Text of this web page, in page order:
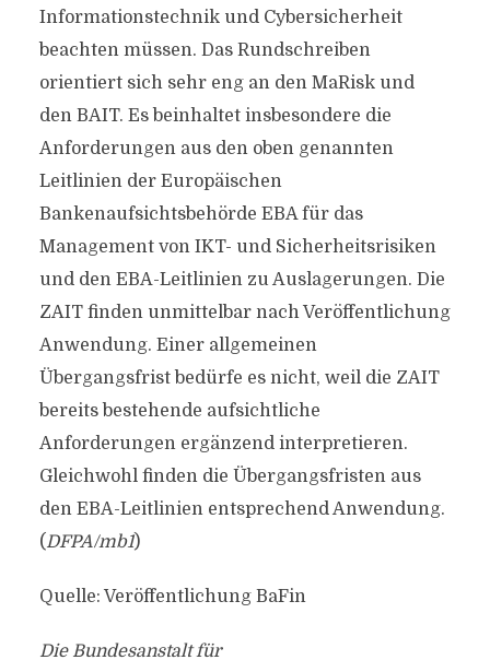
Informationstechnik und Cybersicherheit
beachten müssen. Das Rundschreiben
orientiert sich sehr eng an den MaRisk und
den BAIT. Es beinhaltet insbesondere die
Anforderungen aus den oben genannten
Leitlinien der Europäischen
Bankenaufsichtsbehörde EBA für das
Management von IKT- und Sicherheitsrisiken
und den EBA-Leitlinien zu Auslagerungen. Die
ZAIT finden unmittelbar nach Veröffentlichung
Anwendung. Einer allgemeinen
Übergangsfrist bedürfe es nicht, weil die ZAIT
bereits bestehende aufsichtliche
Anforderungen ergänzend interpretieren.
Gleichwohl finden die Übergangsfristen aus
den EBA-Leitlinien entsprechend Anwendung.
(DFPA/mb1)
Quelle: Veröffentlichung BaFin
Die Bundesanstalt für